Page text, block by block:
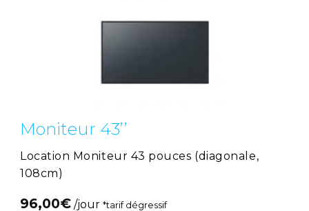
Moniteur 43’’
Location Moniteur 43 pouces (diagonale,
108cm)
96,00€ /jour *tarif dégressif